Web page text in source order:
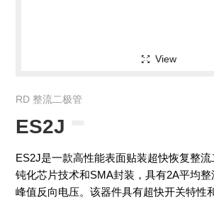
View
RD 整流二极管
ES2J
ES2J是一款高性能表面贴装超快恢复整
钝化芯片技术和SMA封装，具有2A平均整
峰值反向电压。该器件具有超快开关特性